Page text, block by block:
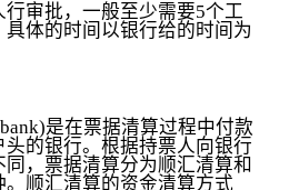
审批，一般至少需要5个工
体的时间以银行给的时间为
是在票据清算过程中付款
头的银行。根据持票人向银行
，票据清算分为顺汇清算和
顺汇清算的资金清算方式